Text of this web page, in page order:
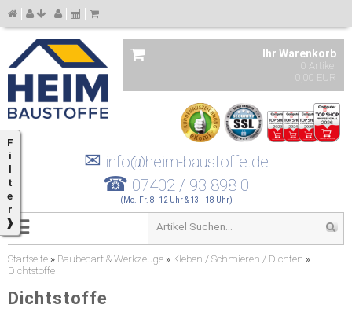
Ihr Warenkorb
0 Artikel
0,00 EUR
✉ info@heim-baustoffe.de
☎ 07402 / 93 898 0
(Mo.-Fr. 8 -12 Uhr & 13 - 18 Uhr)
Startseite » Baubedarf & Werkzeuge » Kleben / Schmieren / Dichten »
Dichtstoffe
Dichtstoffe
F
i
t
e
r
❱